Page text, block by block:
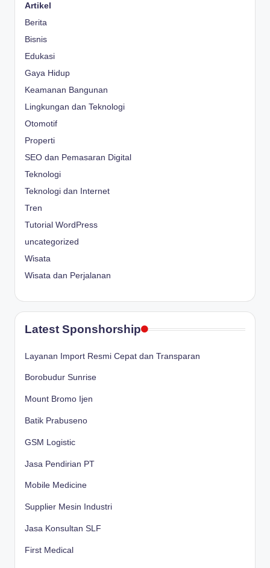
Artikel
Berita
Bisnis
Edukasi
Gaya Hidup
Keamanan Bangunan
Lingkungan dan Teknologi
Otomotif
Properti
SEO dan Pemasaran Digital
Teknologi
Teknologi dan Internet
Tren
Tutorial WordPress
uncategorized
Wisata
Wisata dan Perjalanan
Latest Sponshorship
Layanan Import Resmi Cepat dan Transparan
Borobudur Sunrise
Mount Bromo Ijen
Batik Prabuseno
GSM Logistic
Jasa Pendirian PT
Mobile Medicine
Supplier Mesin Industri
Jasa Konsultan SLF
First Medical